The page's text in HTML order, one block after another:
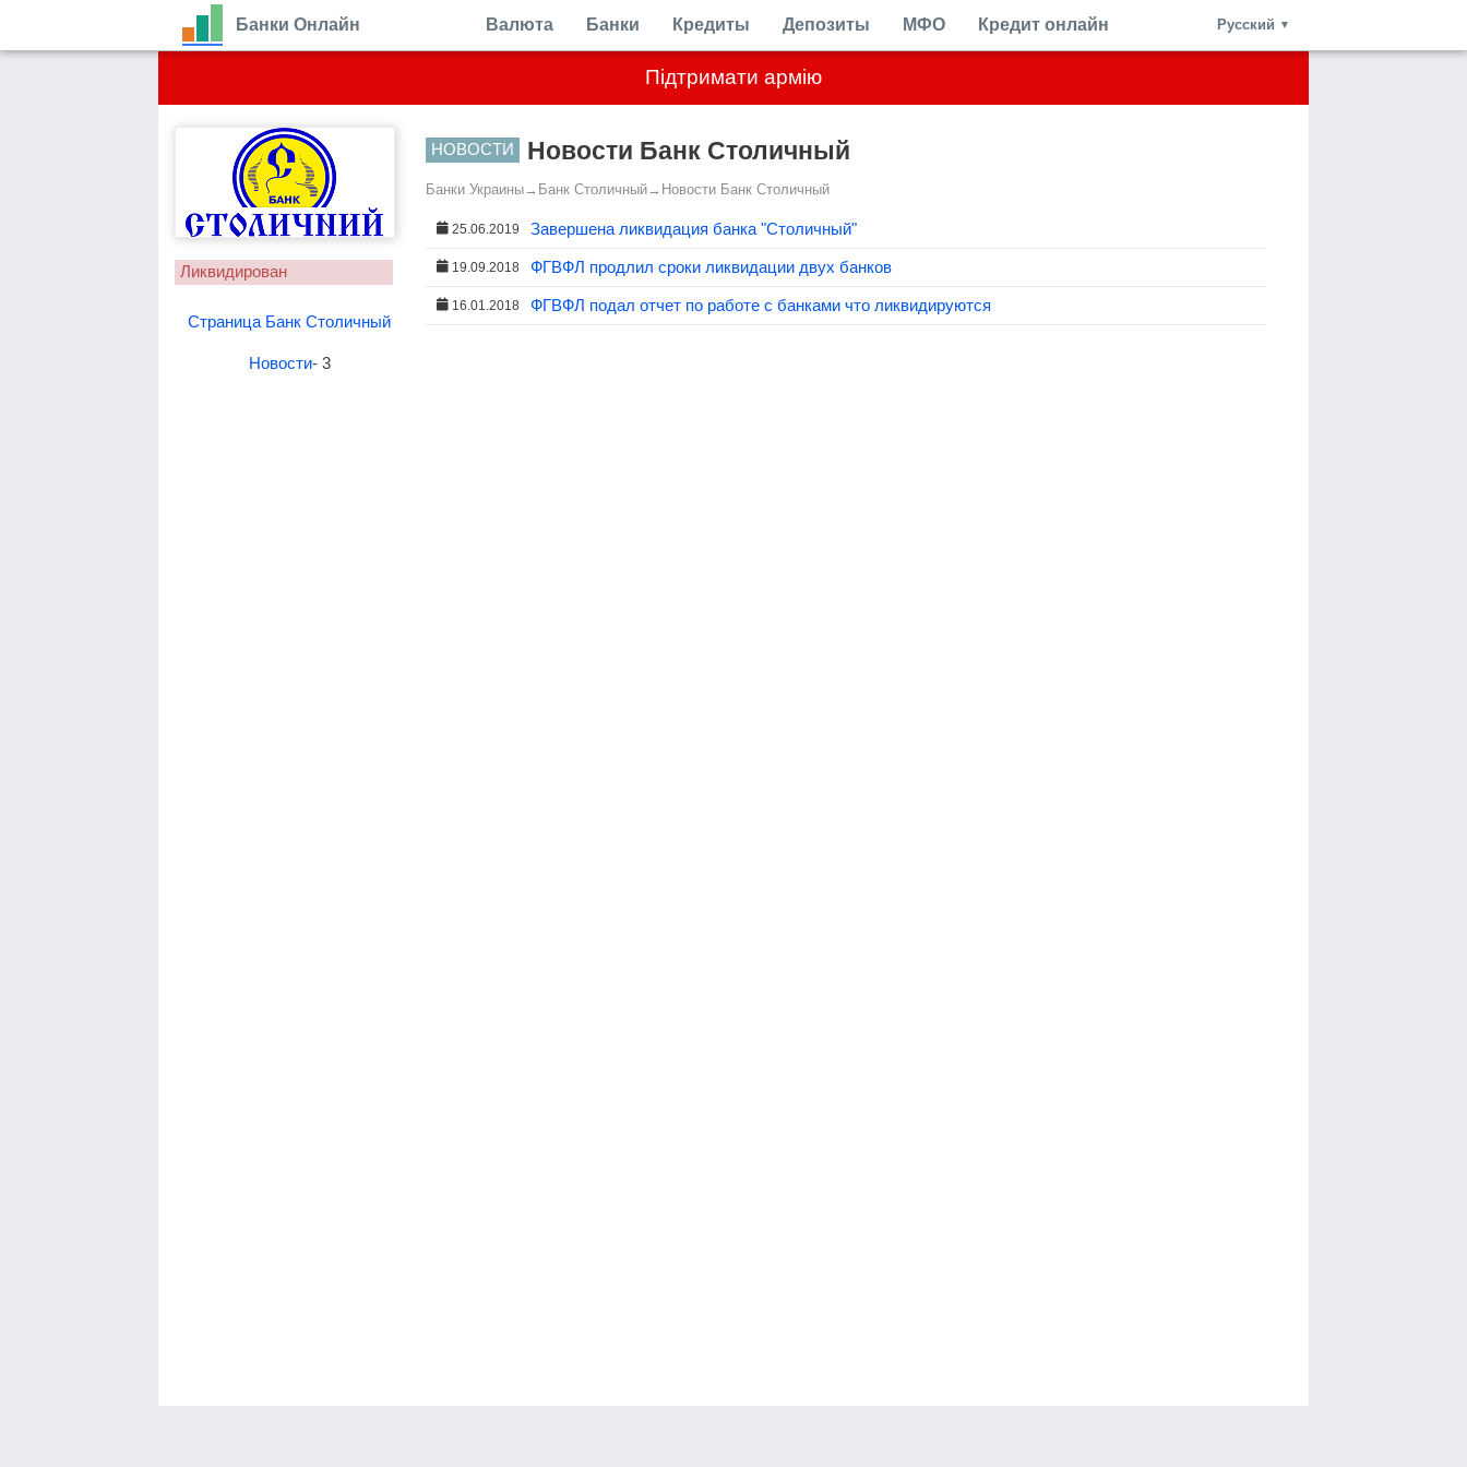
Підтримати армію
Банки Онлайн Валюта Банки Кредиты Депозиты МФО Кредит онлайн Русский ▼
Ликвидирован
Страница Банк Столичный
Новости- 3
НОВОСТИ Новости Банк Столичный
Банки Украины→ Банк Столичный→ Новости Банк Столичный
25.06.2019 Завершена ликвидация банка "Столичный"
19.09.2018 ФГВФЛ продлил сроки ликвидации двух банков
16.01.2018 ФГВФЛ подал отчет по работе с банками что ликвидируются